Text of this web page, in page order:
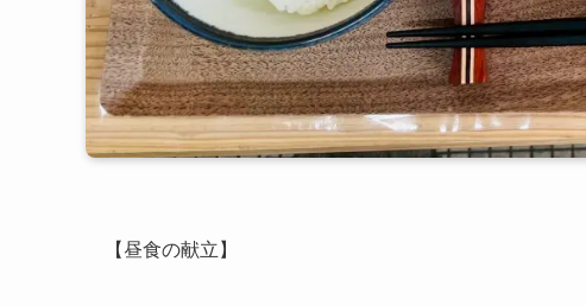
【昼食の献立】